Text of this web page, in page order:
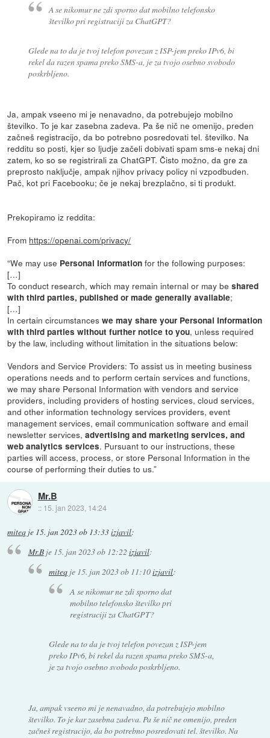
A se nikomur ne zdi sporno dat mobilno telefonsko
številko pri registraciji za ChatGPT?
Glede na to da je tvoj telefon povezan z ISP-jem preko IPv6, bi
rekel da razen spama preko SMS-a, je za tvojo osebno svobodo
poskrbljeno.
Ja, ampak vseeno mi je nenavadno, da potrebujejo mobilno
številko. To je kar zasebna zadeva. Pa še nič ne omenijo, preden
začneš registracijo, da bo potrebno posredovati tel. številko. Na
redditu so posti, kjer so ljudje začeli dobivati spam sms-e nekaj dni
zatem, ko so se registrirali za ChatGPT. Čisto možno, da gre za
preprosto naključje, ampak njihov privacy policy ni vzpodbuden.
Pač, kot pri Facebooku; če je nekaj brezplačno, si ti produkt.
Prekopiramo iz reddita:
From https://openai.com/privacy/
“We may use Personal Information for the following purposes:
[…]
To conduct research, which may remain internal or may beshared
with third parties, published or made generally available;
[…]
In certain circumstanceswe may share your Personal Information
with third parties without further notice to you, unless required
by the law, including without limitation in the situations below:
Vendors and Service Providers: To assist us in meeting business
operations needs and to perform certain services and functions,
we may share Personal Information with vendors and service
providers, including providers of hosting services, cloud services,
and other information technology services providers, event
management services, email communication software and email
newsletter services,advertising and marketing services, and
web analytics services. Pursuant to our instructions, these
parties will access, process, or store Personal Information in the
course of performing their duties to us.”
Mr.B
:: 15. jan 2023, 14:24
miteq je 15. jan 2023 ob 13:33izjavil:
Mr.Bje 15. jan 2023 ob 12:22 izjavil:
miteq je 15. jan 2023 ob 11:10izjavil:
A se nikomur ne zdi sporno dat
mobilno telefonsko številko pri
registraciji za ChatGPT?
Glede na to da je tvoj telefon povezan z ISP-jem
preko IPv6, bi rekel da razen spama preko SMS-a,
je za tvojo osebno svobodo poskrbljeno.
Ja, ampak vseeno mi je nenavadno, da potrebujejo mobilno
številko. To je kar zasebna zadeva. Pa še nič ne omenijo, preden
začneš registracijo, da bo potrebno posredovati tel. številko. Na